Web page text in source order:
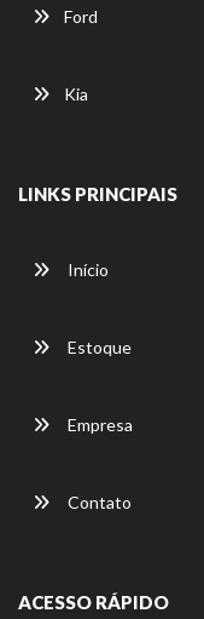
Ford
Kia
LINKS PRINCIPAIS
Início
Estoque
Empresa
Contato
ACESSO RÁPIDO